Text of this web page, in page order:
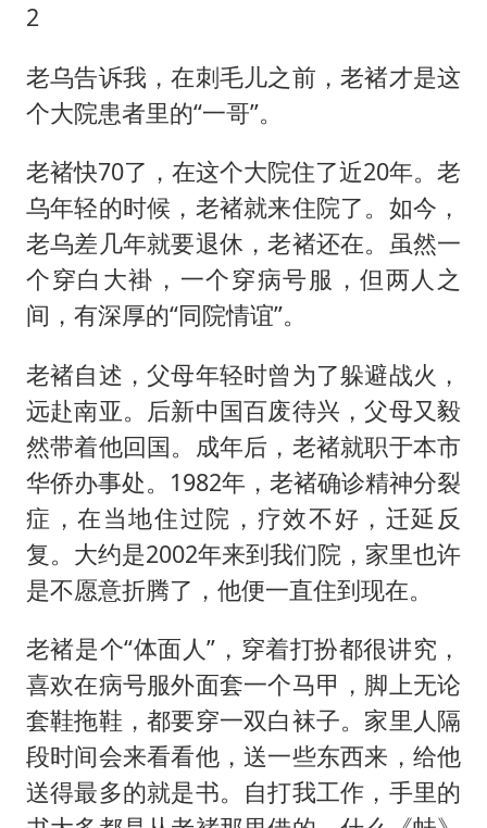
2
老乌告诉我，在刺毛儿之前，老褚才是这
个大院患者里的“一哥”。
老褚快70了，在这个大院住了近20年。老
乌年轻的时候，老褚就来住院了。如今，
老乌差几年就要退休，老褚还在。虽然一
个穿白大褂，一个穿病号服，但两人之
间，有深厚的“同院情谊”。
老褚自述，父母年轻时曾为了躲避战火，
远赴南亚。后新中国百废待兴，父母又毅
然带着他回国。成年后，老褚就职于本市
华侨办事处。1982年，老褚确诊精神分裂
症，在当地住过院，疗效不好，迁延反
复。大约是2002年来到我们院，家里也许
是不愿意折腾了，他便一直住到现在。
老褚是个“体面人”，穿着打扮都很讲究，
喜欢在病号服外面套一个马甲，脚上无论
套鞋拖鞋，都要穿一双白袜子。家里人隔
段时间会来看看他，送一些东西来，给他
送得最多的就是书。自打我工作，手里的